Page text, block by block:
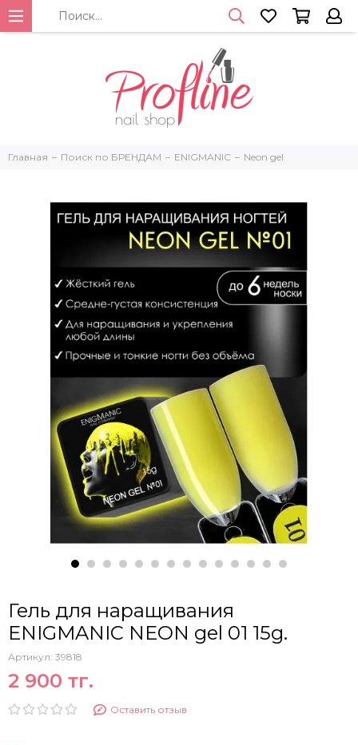
Главная Поиск по БРЕНДАМ ENIGMANIC Neon gel
Гель для наращивания
ENIGMANIC NEON gel 01 15g.
Артикул: 39818
2 900 тг.
Оставить отзыв